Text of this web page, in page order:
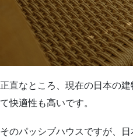
正直なところ、現在の日本の
て快適性も高いです。
そのパッシブハウスですが、